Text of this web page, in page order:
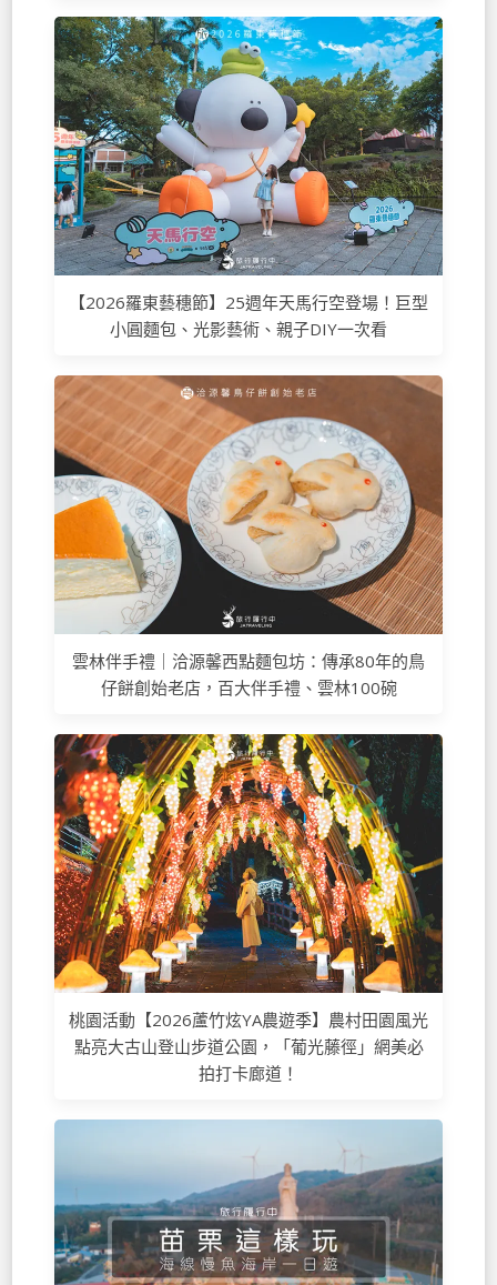
【2026羅東藝穗節】25週年天馬行空登場！巨型
小圓麵包、光影藝術、親子DIY一次看
雲林伴手禮｜洽源馨西點麵包坊：傳承80年的鳥
仔餅創始老店，百大伴手禮、雲林100碗
桃園活動【2026蘆竹炫YA農遊季】農村田園風光
點亮大古山登山步道公園，「葡光藤徑」網美必
拍打卡廊道！